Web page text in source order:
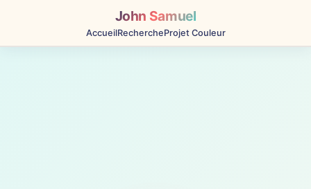
John Samuel
AccueilRechercheProjet Couleur